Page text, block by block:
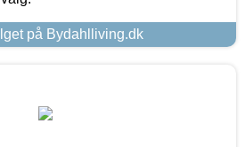
på Bydahlliving.dk